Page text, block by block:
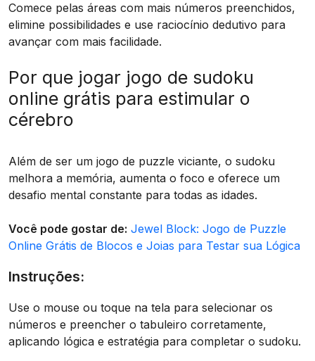
Comece pelas áreas com mais números preenchidos,
elimine possibilidades e use raciocínio dedutivo para
avançar com mais facilidade.
Por que jogar jogo de sudoku
online grátis para estimular o
cérebro
Além de ser um jogo de puzzle viciante, o sudoku
melhora a memória, aumenta o foco e oferece um
desafio mental constante para todas as idades.
Você pode gostar de: Jewel Block: Jogo de Puzzle
Online Grátis de Blocos e Joias para Testar sua Lógica
Instruções:
Use o mouse ou toque na tela para selecionar os
números e preencher o tabuleiro corretamente,
aplicando lógica e estratégia para completar o sudoku.